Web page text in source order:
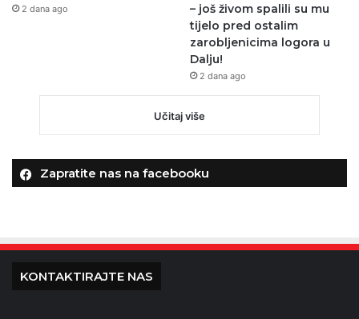
2 dana ago
– još živom spalili su mu
tijelo pred ostalim
zarobljenicima logora u
Dalju!
2 dana ago
Učitaj više
Zapratite nas na facebooku
KONTAKTIRAJTE NAS